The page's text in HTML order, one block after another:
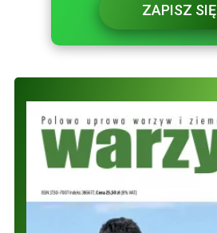
ZAPISZ SIĘ